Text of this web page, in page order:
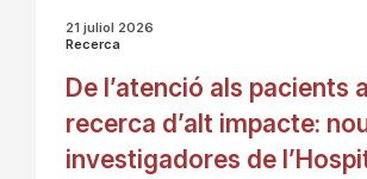
21 juliol 2026
Recerca
De l’atenció als pacients
recerca d’alt impacte:
investigadores de